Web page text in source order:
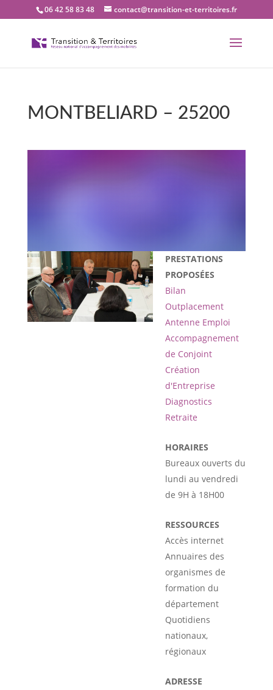
06 42 58 83 48 contact@transition-et-territoires.fr
MONTBELIARD – 25200
bureau Transition et
PRESTATIONS
PROPOSÉES
Bilan
Outplacement
Antenne Emploi
Accompagnement
de Conjoint
Création
d'Entreprise
Diagnostics
Retraite
HORAIRES
Bureaux ouverts du
lundi au vendredi
de 9H à 18H00
RESSOURCES
Accès internet
Annuaires des
organismes de
formation du
département
Quotidiens
nationaux,
régionaux
ADRESSE